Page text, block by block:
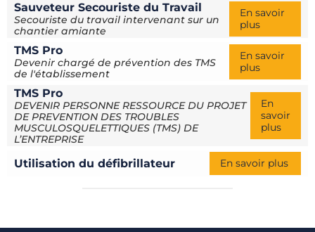
Sauveteur Secouriste du Travail
Secouriste du travail intervenant sur un
chantier amiante
En savoir
plus
TMS Pro
Devenir chargé de prévention des TMS
de l'établissement
En savoir
plus
TMS Pro
DEVENIR PERSONNE RESSOURCE DU PROJET
DE PREVENTION DES TROUBLES
MUSCULOSQUELETTIQUES (TMS) DE
L’ENTREPRISE
En
savoir
plus
Utilisation du défibrillateur En savoir plus